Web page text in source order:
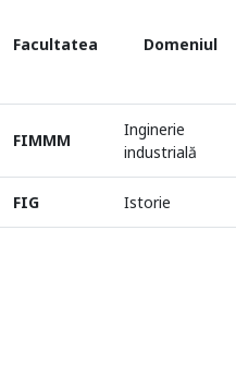
Facultatea Domeniul
FIMMM
Inginerie
industrială
FIG Istorie